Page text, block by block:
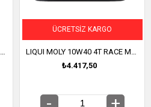
₺4.417,50
ÜCRETSIZ KARGO